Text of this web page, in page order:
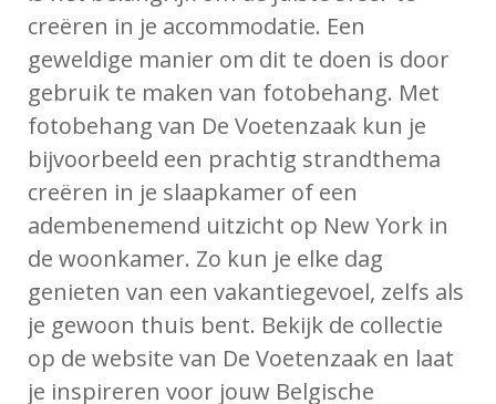
creëren in je accommodatie. Een
geweldige manier om dit te doen is door
gebruik te maken van fotobehang. Met
fotobehang van De Voetenzaak kun je
bijvoorbeeld een prachtig strandthema
creëren in je slaapkamer of een
adembenemend uitzicht op New York in
de woonkamer. Zo kun je elke dag
genieten van een vakantiegevoel, zelfs als
je gewoon thuis bent. Bekijk de collectie
op de website van De Voetenzaak en laat
je inspireren voor jouw Belgische